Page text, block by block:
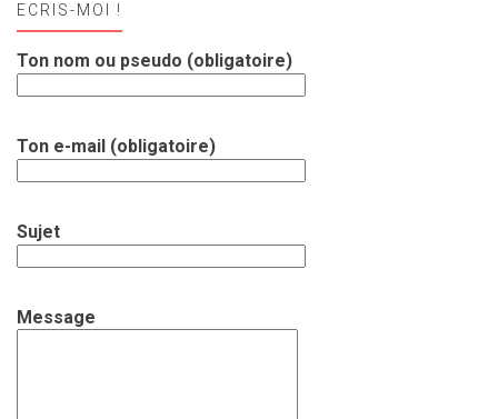
ECRIS-MOI !
Ton nom ou pseudo (obligatoire)
Ton e-mail (obligatoire)
Sujet
Message